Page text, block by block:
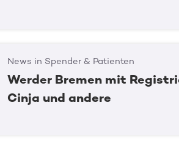
News in Spender & Patienten
Werder Bremen mit
Cinja und andere